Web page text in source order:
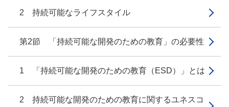
2 持続可能なライフスタイル
第2節 「持続可能な開発のための教育」の必要性
1 「持続可能な開発のための教育（ESD）」とは
2 持続可能な開発のための教育に関するユネスコ